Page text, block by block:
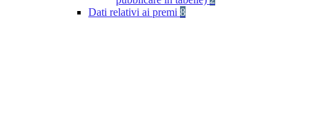
Dati relativi ai premi 8